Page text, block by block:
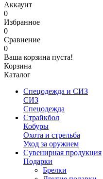
Аккаунт
0
Избранное
0
Сравнение
0
Ваша корзина пуста!
Корзина
Каталог
Спецодежда и СИЗ
СИЗ
Спецодежда
Страйкбол
Кобуры
Охота и стрельба
Уход за оружием
Сувенирная продукция
Подарки
Брелки